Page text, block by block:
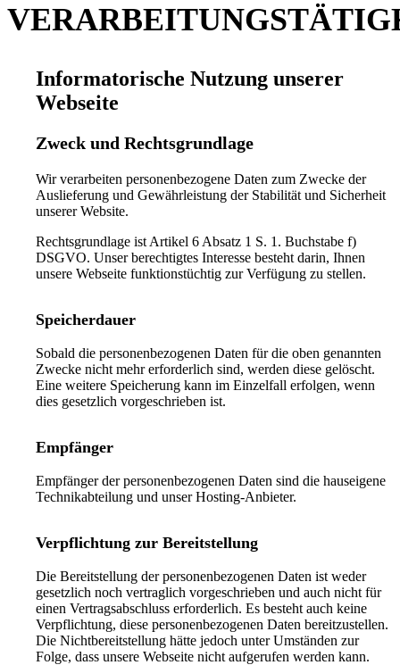
Informatorische Nutzung unserer
Webseite
Zweck und Rechtsgrundlage
Wir verarbeiten personenbezogene Daten zum Zwecke der
Auslieferung und Gewährleistung der Stabilität und Sicherheit
unserer Website.
Rechtsgrundlage ist Artikel 6 Absatz 1 S. 1. Buchstabe f)
DSGVO. Unser berechtigtes Interesse besteht darin, Ihnen
unsere Webseite funktionstüchtig zur Verfügung zu stellen.
Speicherdauer
Sobald die personenbezogenen Daten für die oben genannten
Zwecke nicht mehr erforderlich sind, werden diese gelöscht.
Eine weitere Speicherung kann im Einzelfall erfolgen, wenn
dies gesetzlich vorgeschrieben ist.
Empfänger
Empfänger der personenbezogenen Daten sind die hauseigene
Technikabteilung und unser Hosting-Anbieter.
Verpflichtung zur Bereitstellung
Die Bereitstellung der personenbezogenen Daten ist weder
gesetzlich noch vertraglich vorgeschrieben und auch nicht für
einen Vertragsabschluss erforderlich. Es besteht auch keine
Verpflichtung, diese personenbezogenen Daten bereitzustellen.
Die Nichtbereitstellung hätte jedoch unter Umständen zur
Folge, dass unsere Webseite nicht aufgerufen werden kann.